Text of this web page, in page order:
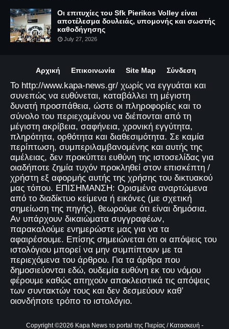
Οι επιτυχίες του Sfk Pierikos Volley είναι
αποτέλεσμα δουλειάς, υπομονής και σωστής
καθοδήγησης
July 27, 2026
Αρχική Επικοινωνία Site Map Σύνδεση
Το http://www.kapa-news.gr/ χωρίς να εγγυάται και
συνεπώς να ευθύνεται, καταβάλλει τη μέγιστη
δυνατή προσπάθεια, ώστε οι πληροφορίες και το
σύνολο του περιεχομένου να διέπονται από τη
μέγιστη ακρίβεια, σαφήνεια, χρονική εγγύτητα,
πληρότητα, ορθότητα και διαθεσιμότητα. Σε καμία
περίπτωση, συμπεριλαμβανομένης και αυτής της
αμέλειας, δεν προκύπτει ευθύνη της ιστοσελίδας για
οιαδήποτε ζημία τυχόν προκληθεί στον επισκέπτη /
χρήστη εξ αφορμής αυτής της χρήσης του δικτυακού
μας τόπου. ΕΠΙΣΗΜΑΝΣΗ: Ορισμένα αναρτώμενα
από το διαδίκτυο κείμενα ή εικόνες (με σχετική
σημείωση της πηγής), θεωρούμε ότι είναι δημόσια.
Αν υπάρχουν δικαιώματα συγγραφέων,
παρακαλούμε ενημερώστε μας για να τα
αφαιρέσουμε. Επίσης σημειώνεται ότι οι απόψεις του
ιστολόγιου μπορεί να μην συμπίπτουν με τα
περιεχόμενα του άρθρου. Για τα άρθρα που
δημοσιεύονται εδώ, ουδεμία ευθύνη εκ του νόμου
φέρουμε καθώς απηχούν αποκλειστικά τις απόψεις
των συντακτών τους και δεν δεσμεύουν καθ’
οιονδήποτε τρόπο το ιστολόγιο.
Copyright ©2026 Kapa News το portal της Πιερίας / Κατασκευή -